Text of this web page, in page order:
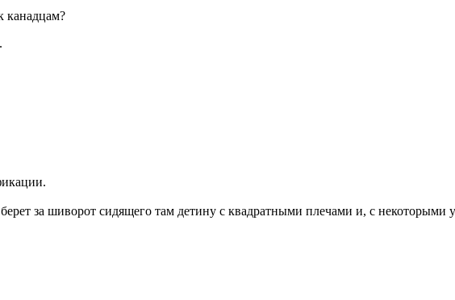
канадцам?
за шиворот сидящего там детину с квадратными плечами и, с некоторыми